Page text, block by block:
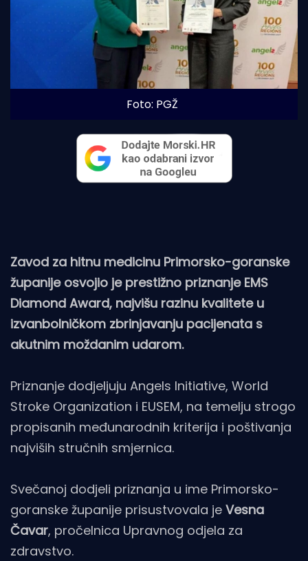
Foto: PGŽ
Zavod za hitnu medicinu Primorsko-goranske
županije osvojio je prestižno priznanje EMS
Diamond Award, najvišu razinu kvalitete u
izvanbolničkom zbrinjavanju pacijenata s
akutnim moždanim udarom.
Priznanje dodjeljuju Angels Initiative, World
Stroke Organization i EUSEM, na temelju strogo
propisanih međunarodnih kriterija i poštivanja
najviših stručnih smjernica.
Svečanoj dodjeli priznanja u ime Primorsko-
goranske županije prisustvovala je Vesna
Čavar, pročelnica Upravnog odjela za
zdravstvo.